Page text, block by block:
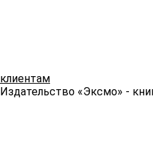
клиентам
Издательство «Эксмо» -